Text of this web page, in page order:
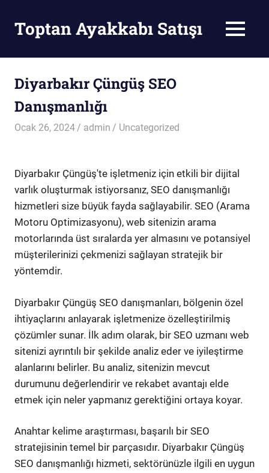
contentToptan Ayakkabı Satışı
Satışı
MENU
Diyarbakır Çüngüş SEO
Danışmanlığı
Ocak 26, 2024 admin Uncategorized
Diyarbakır Çüngüş'te işletmeniz için etkili bir dijital
varlık oluşturmak istiyorsanız, SEO danışmanlığı
hizmetleri size büyük fayda sağlayabilir. SEO (Arama
Motoru Optimizasyonu), web sitenizin arama
motorlarında üst sıralarda yer almasını ve potansiyel
müşterilerinizi çekmenizi sağlayan stratejik bir
yöntemdir.
Diyarbakır Çüngüş SEO danışmanları, bölgenin özel
ihtiyaçlarını anlayarak işletmenize özelleştirilmiş
çözümler sunar. İlk adım olarak, bir SEO uzmanı web
sitenizi ayrıntılı bir şekilde analiz eder ve iyileştirme
alanlarını belirler. Bu analiz, sitenizin mevcut
durumunu değerlendirir ve rekabet avantajı elde
etmek için neler yapmanız gerektiğini ortaya koyar.
Anahtar kelime araştırması, başarılı bir SEO
stratejisinin temel bir parçasıdır. Diyarbakır Çüngüş
SEO danışmanlığı hizmeti, sektörünüzle ilgili en uygun